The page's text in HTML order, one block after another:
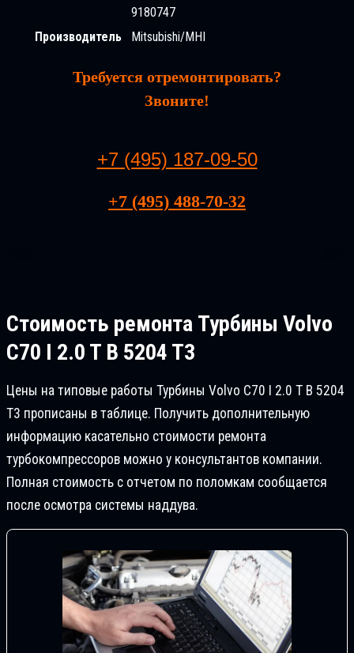
9180747
Производитель
Mitsubishi/MHI
Требуется отремонтировать?
Звоните!
+7 (495) 187-09-50
+7 (495) 488-70-32
Стоимость ремонта Турбины Volvo
C70 I 2.0 T B 5204 T3
Цены на типовые работы Турбины Volvo C70 I 2.0 T B 5204
T3 прописаны в таблице. Получить дополнительную
информацию касательно стоимости ремонта
турбокомпрессоров можно у консультантов компании.
Полная стоимость с отчетом по поломкам сообщается
после осмотра системы наддува.